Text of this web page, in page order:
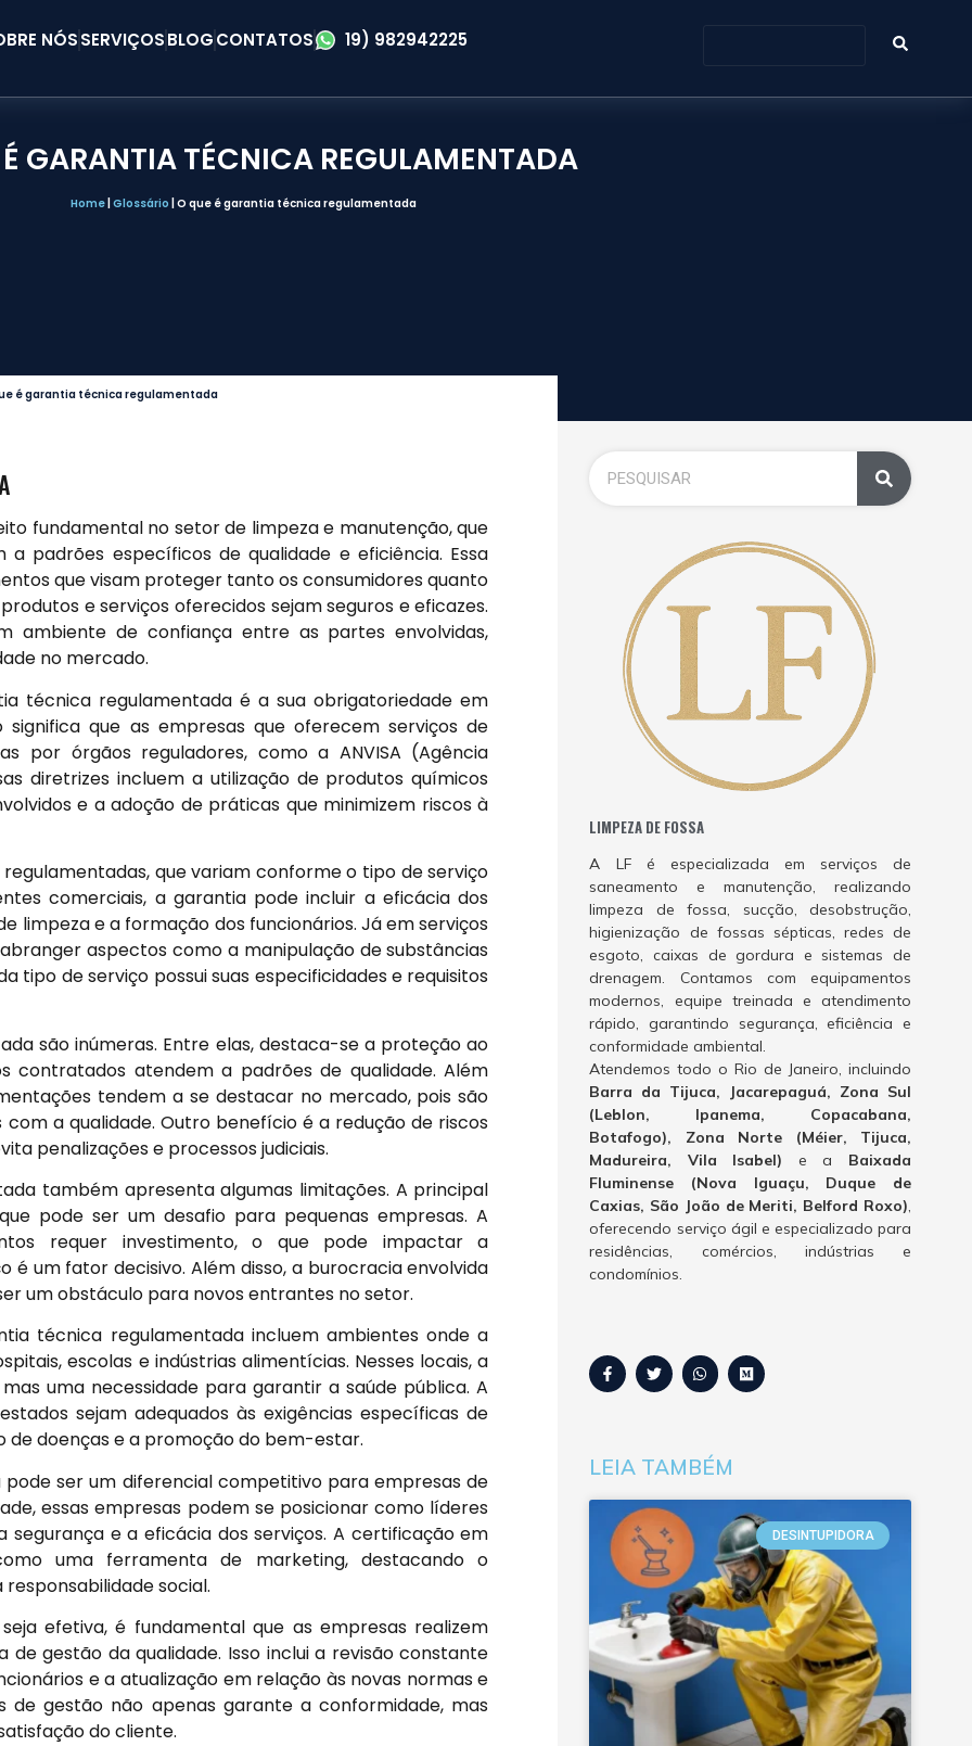
NÓSSERVIÇOSBLOGCONTATOS 19) 982942225
GARANTIA TÉCNICA REGULAMENTADA
Home| Glossário O que é garantia técnica regulamentada
é garantia técnica regulamentada
fundamental no setor de limpeza e manutenção, que
padrões específicos de qualidade e eficiência. Essa
que visam proteger tanto os consumidores quanto
e serviços oferecidos sejam seguros e eficazes.
ambiente de confiança entre as partes envolvidas,
no mercado.
técnica regulamentada é a sua obrigatoriedade em
significa que as empresas que oferecem serviços de
por órgãos reguladores, como a ANVISA (Agência
diretrizes incluem a utilização de produtos químicos
e a adoção de práticas que minimizem riscos à
que variam conforme o tipo de serviço
comerciais, a garantia pode incluir a eficácia dos
limpeza e a formação dos funcionários. Já em serviços
aspectos como a manipulação de substâncias
tipo de serviço possui suas especificidades e requisitos
são inúmeras. Entre elas, destaca-se a proteção ao
contratados atendem a padrões de qualidade. Além
tendem a se destacar no mercado, pois são
a qualidade. Outro benefício é a redução de riscos
penalizações e processos judiciais.
também apresenta algumas limitações. A principal
pode ser um desafio para pequenas empresas. A
requer investimento, o que pode impactar a
um fator decisivo. Além disso, a burocracia envolvida
um obstáculo para novos entrantes no setor.
técnica regulamentada incluem ambientes onde a
escolas e indústrias alimentícias. Nesses locais, a
uma necessidade para garantir a saúde pública. A
sejam adequados às exigências específicas de
doenças e a promoção do bem-estar.
ser um diferencial competitivo para empresas de
essas empresas podem se posicionar como líderes
e a eficácia dos serviços. A certificação em
uma ferramenta de marketing, destacando o
social.
efetiva, é fundamental que as empresas realizem
gestão da qualidade. Isso inclui a revisão constante
e a atualização em relação às novas normas e
de gestão não apenas garante a conformidade, mas
do cliente.
LIMPEZA DE FOSSA
A LF é especializada em serviços de
saneamento e manutenção, realizando
limpeza de fossa, sucção, desobstrução,
higienização de fossas sépticas, redes de
esgoto, caixas de gordura e sistemas de
drenagem. Contamos com equipamentos
modernos, equipe treinada e atendimento
rápido, garantindo segurança, eficiência e
conformidade ambiental.
Atendemos todo o Rio de Janeiro, incluindo
Barra da Tijuca, Jacarepaguá, Zona Sul
(Leblon, Ipanema, Copacabana,
Botafogo), Zona Norte (Méier, Tijuca,
Madureira, Vila Isabel) e a Baixada
Fluminense (Nova Iguaçu, Duque de
Caxias, São João de Meriti, Belford Roxo),
oferecendo serviço ágil e especializado para
residências, comércios, indústrias e
condomínios.
LEIA TAMBÉM
DESINTUPIDORA